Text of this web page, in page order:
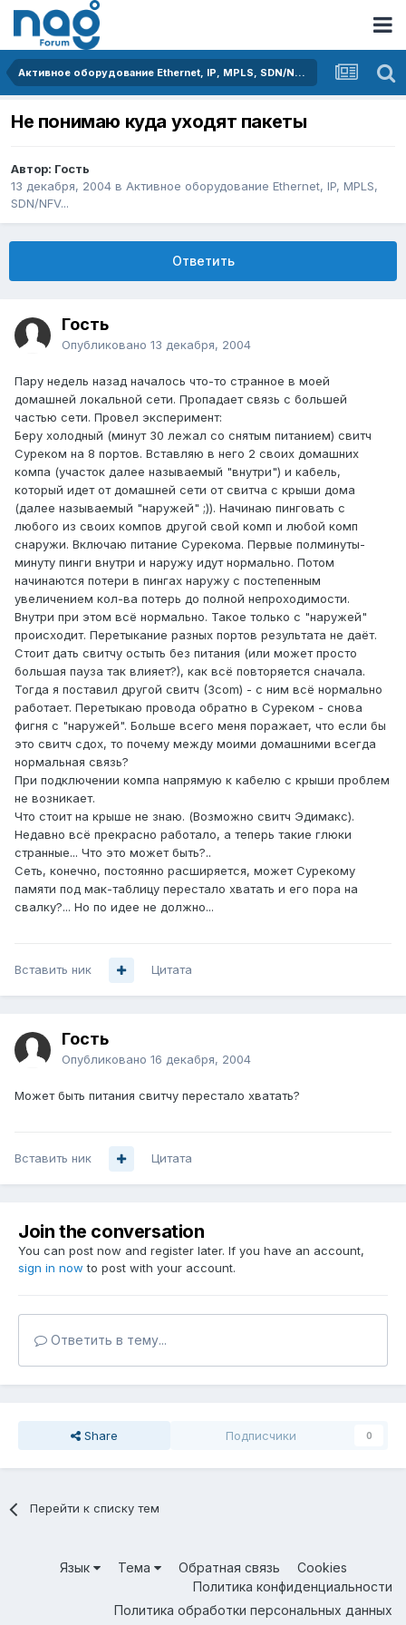
Активное оборудование Ethernet, IP, MPLS, SDN/NFV...
Не понимаю куда уходят пакеты
Автор: Гость
13 декабря, 2004 в Активное оборудование Ethernet, IP, MPLS,
SDN/NFV...
Ответить
Гость
Опубликовано 13 декабря, 2004
Пару недель назад началось что-то странное в моей
домашней локальной сети. Пропадает связь с большей
частью сети. Провел эксперимент:
Беру холодный (минут 30 лежал со снятым питанием) свитч
Суреком на 8 портов. Вставляю в него 2 своих домашних
компа (участок далее называемый "внутри") и кабель,
который идет от домашней сети от свитча с крыши дома
(далее называемый "наружей" ;)). Начинаю пинговать с
любого из своих компов другой свой комп и любой комп
снаружи. Включаю питание Сурекома. Первые полминуты-
минуту пинги внутри и наружу идут нормально. Потом
начинаются потери в пингах наружу с постепенным
увеличением кол-ва потерь до полной непроходимости.
Внутри при этом всё нормально. Такое только с "наружей"
происходит. Перетыкание разных портов результата не даёт.
Стоит дать свитчу остыть без питания (или может просто
большая пауза так влияет?), как всё повторяется сначала.
Тогда я поставил другой свитч (3com) - с ним всё нормально
работает. Перетыкаю провода обратно в Суреком - снова
фигня с "наружей". Больше всего меня поражает, что если бы
это свитч сдох, то почему между моими домашними всегда
нормальная связь?
При подключении компа напрямую к кабелю с крыши проблем
не возникает.
Что стоит на крыше не знаю. (Возможно свитч Эдимакс).
Недавно всё прекрасно работало, а теперь такие глюки
странные... Что это может быть?..
Сеть, конечно, постоянно расширяется, может Сурекому
памяти под мак-таблицу перестало хватать и его пора на
свалку?... Но по идее не должно...
Вставить ник Цитата
Гость
Опубликовано 16 декабря, 2004
Может быть питания свитчу перестало хватать?
Вставить ник Цитата
Join the conversation
You can post now and register later. If you have an account,
sign in now to post with your account.
Ответить в тему...
Share Подписчики 0
Перейти к списку тем
Язык Тема Обратная связь
Cookies
Политика конфиденциальности
Политика обработки персональных данных